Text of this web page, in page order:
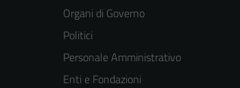
Organi di Governo
Politici
Personale Amministrativo
Enti e Fondazioni